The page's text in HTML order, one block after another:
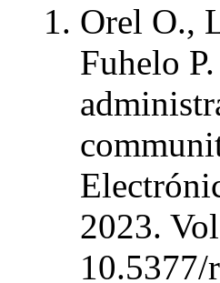
Orel O.,
Fuhelo
2023.